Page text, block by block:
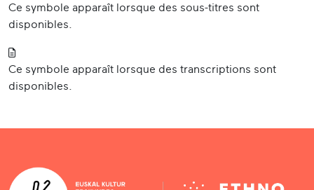
Ce symbole apparaît lorsque des sous-titres sont
disponibles.
Ce symbole apparaît lorsque des transcriptions sont
disponibles.